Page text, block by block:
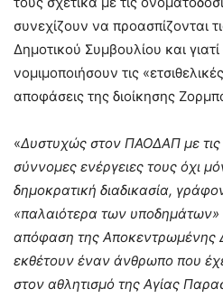
συνεχίζουν να προασπίζονται
Δημοτικού Συμβουλίου και
νομιμοποιήσουν τις
αποφάσεις της διοίκησης
«Δυστυχώς στον ΠΑΟΔΑΠ με τις
σύννομες ενέργειες τους όχι
δημοκρατική διαδικασία,
«παλαιότερα των υποδημάτων»
απόφαση της Αποκεντρωμένης
εκθέτουν έναν άνθρωπο που
στον αθλητισμό της Αγίας